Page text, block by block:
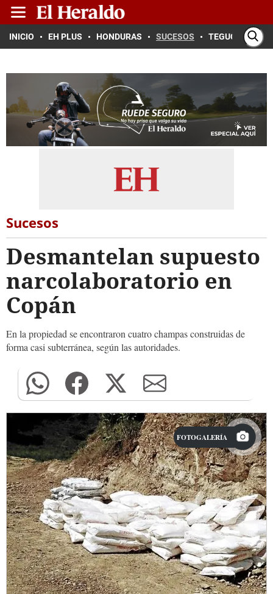
INICIO EH PLUS HONDURAS SUCESOS TEGUCIGALPA
Sucesos
Desmantelan supuesto
narcolaboratorio en
Copán
En la propiedad se encontraron cuatro champas construidas de
forma casi subterránea, según las autoridades.
FOTOGALERÍA